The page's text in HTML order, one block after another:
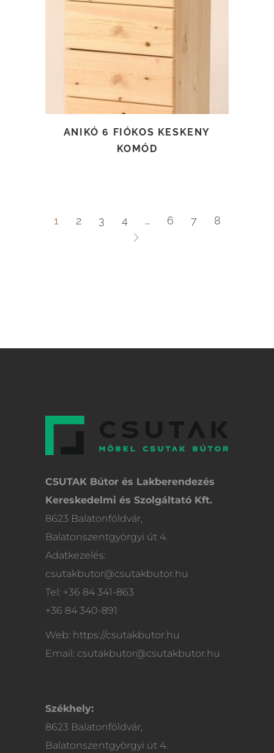
TOVÁBB OLVASOM
ANIKÓ 6 FIÓKOS KESKENY
KOMÓD
1 2 3 4 … 6 7 8
CSUTAK Bútor és Lakberendezés
Kereskedelmi és Szolgáltató Kft.
8623 Balatonföldvár,
Balatonszentgyörgyi út 4.
Adatkezelés:
csutakbutor@csutakbutor.hu
Tel: +36 84 341-863
+36 84 340-891
Web: https://csutakbutor.hu
Email: csutakbutor@csutakbutor.hu
Székhely:
8623 Balatonföldvár,
Balatonszentgyörgyi út 4.